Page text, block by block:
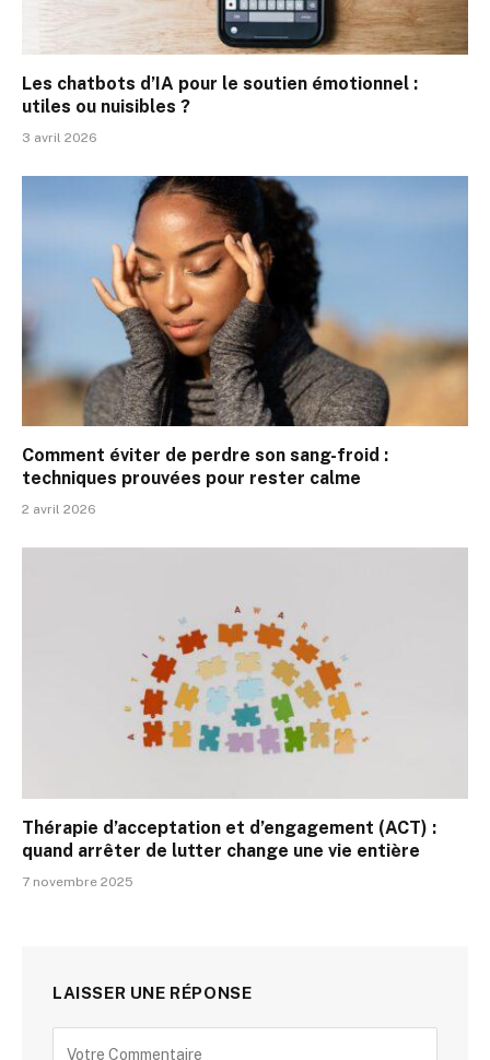
Les chatbots d’IA pour le soutien émotionnel :
utiles ou nuisibles ?
3 avril 2026
Comment éviter de perdre son sang-froid :
techniques prouvées pour rester calme
2 avril 2026
Thérapie d’acceptation et d’engagement (ACT) :
quand arrêter de lutter change une vie entière
7 novembre 2025
LAISSER UNE RÉPONSE